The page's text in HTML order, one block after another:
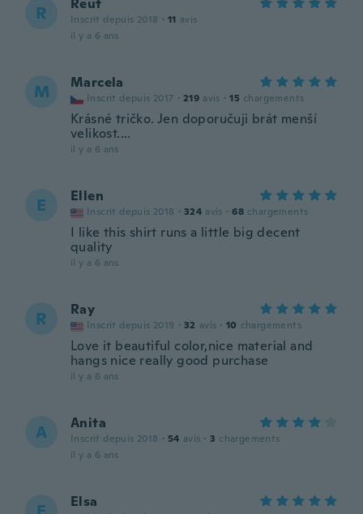
R Reut
Inscrit depuis 2018 · 11 avis
il y a 6 ans
M Marcela
Inscrit depuis 2017 · 219 avis · 15 chargements
Krásné tričko. Jen doporučuji brát menší
velikost....
il y a 6 ans
E Ellen
Inscrit depuis 2018 · 324 avis · 68 chargements
I like this shirt runs a little big decent
quality
il y a 6 ans
R Ray
Inscrit depuis 2019 · 32 avis · 10 chargements
Love it beautiful color,nice material and
hangs nice really good purchase
il y a 6 ans
A Anita
Inscrit depuis 2018 · 54 avis · 3 chargements
il y a 6 ans
Elsa